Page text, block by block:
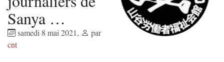
Sanya …
samedi 8 mai 2021,
par
cnt